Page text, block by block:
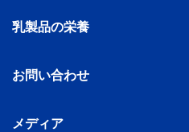
乳製品の栄養
お問い合わせ
メディア